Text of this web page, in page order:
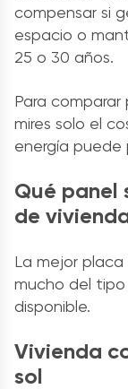
compensar si
espacio o
25 o 30 años.
Para
mires solo el
energía puede
Qué panel
de
La mejor
mucho del
disponible.
Vivienda
sol